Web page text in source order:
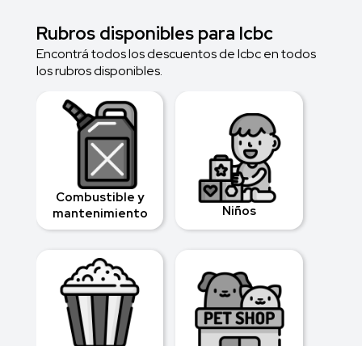
Rubros disponibles para Icbc
Encontrá todos los descuentos de Icbc en todos
los rubros disponibles.
Combustible y
mantenimiento
Niños